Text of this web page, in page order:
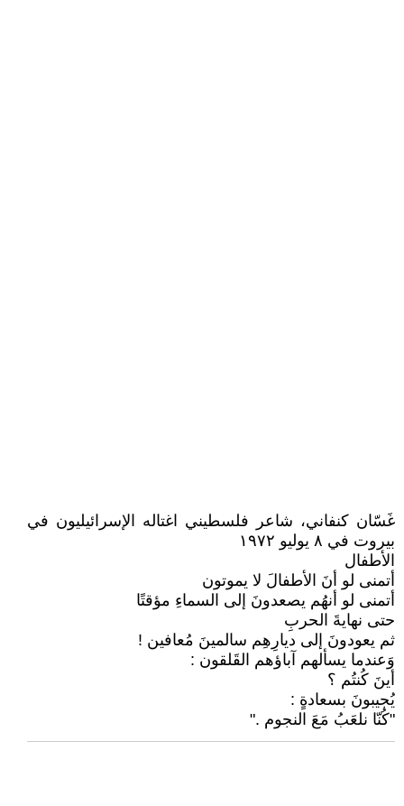
غَسّان كنفاني، شاعر فلسطيني اغتاله الإسرائيليون في
بيروت في ٨ يوليو ١٩٧٢
الأطفال
أتمنى لو أنَ الأطفالَ لا يموتون
أتمنى لو أنهُم يصعدونَ إلى السماءِ مؤقتًا
حتى نهايةَ الحربِ
ثم يعودونَ إلى ديارِهِم سالمينَ مُعافين !
وَعندما يسألهم آباؤهم القَلقون :
أينَ كُنتُم ؟
يُجيبونَ بسعادةٍ :
"كُنّا نلعَبُ مَعَ النجوم ."